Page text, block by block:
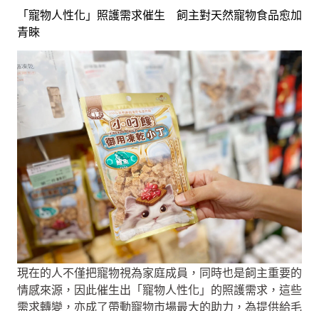
「寵物人性化」照護需求催生 飼主對天然寵物食品愈加
青睞
現在的人不僅把寵物視為家庭成員，同時也是飼主重要的
情感來源，因此催生出「寵物人性化」的照護需求，這些
需求轉變，亦成了帶動寵物市場最大的助力，為提供給毛